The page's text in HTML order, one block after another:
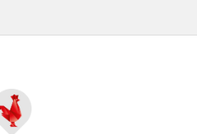
principal